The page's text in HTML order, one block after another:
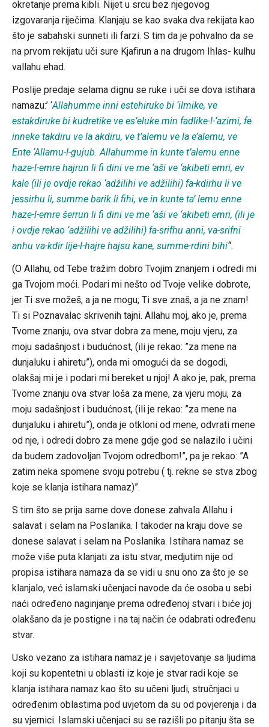
okretanje prema kibli. Nijet u srcu bez njegovog
izgovaranja riječima. Klanjaju se kao svaka dva rekijata kao
što je sabahski sunneti ili farzi. S tim da je pohvalno da se
na prvom rekijatu uči sure Kjafirun a na drugom Ihlas- kulhu
vallahu ehad.
Poslije predaje selama dignu se ruke i uči se dova istihara
namazu:’ ‘Allahumme inni estehiruke bi ‘ilmike, ve
estakdiruke bi kudretike ve es’eluke min fadlike-l-‘azimi, fe
inneke takdiru ve la akdiru, ve t’alemu ve la e’alemu, ve
Ente ‘Allamu-l-gujub. Allahumme in kunte t’alemu enne
haze-l-emre hajrun li fi dini ve me ‘aši ve ‘akibeti emri, ev
kale (ili je ovdje rekao ‘adžilihi ve adžilihi) fa-kdirhu li ve
jessirhu li, summe barik li fihi, ve in kunte ta’ lemu enne
haze-l-emre šerrun li fi dini ve me ‘aši ve ‘akibeti emri, (ili je
i ovdje rekao ‘adžilihi ve adžilihi) fa-srifhu anni, va-srifni
anhu va-kdir lije-l-hajre hajsu kane, summe-rdini bihi“.
(O Allahu, od Tebe tražim dobro Tvojim znanjem i odredi mi
ga Tvojom moći. Podari mi nešto od Tvoje velike dobrote,
jer Ti sve možeš, a ja ne mogu; Ti sve znaš, a ja ne znam!
Ti si Poznavalac skrivenih tajni. Allahu moj, ako je, prema
Tvome znanju, ova stvar dobra za mene, moju vjeru, za
moju sadašnjost i budućnost, (ili je rekao: ”za mene na
dunjaluku i ahiretu”), onda mi omogući da se dogodi,
olakšaj mi je i podari mi bereket u njoj! A ako je, pak, prema
Tvome znanju ova stvar loša za mene, za vjeru moju, za
moju sadašnjost i budućnost, (ili je rekao: ”za mene na
dunjaluku i ahiretu”), onda je otkloni od mene, odvrati mene
od nje, i odredi dobro za mene gdje god se nalazilo i učini
da budem zadovoljan Tvojom odredbom!”, pa je rekao: ”A
zatim neka spomene svoju potrebu ( tj. rekne se stva zbog
koje se klanja istihara namaz)”.
S tim što se prija same dove donese zahvala Allahu i
salavat i selam na Poslanika. I takoder na kraju dove se
donese salavat i selam na Poslanika. Istihara namaz se
može više puta klanjati za istu stvar, medjutim nije od
propisa istihara namaza da se vidi u snu ono za što je se
klanjalo, već islamski učenjaci navode da će osoba u sebi
naći određeno naginjanje prema određenoj stvari i biće joj
olakšano da je postigne i na taj način će odabrati određenu
stvar.
Usko vezano za istihara namaz je i savjetovanje sa ljudima
koji su kopentetni u oblasti iz koje je stvar radi koje se
klanja istihara namaz kao što su učeni ljudi, stručnjaci u
određenim oblastima pod uvjetom da su od povjerenja i da
su vjernici. Islamski učenjaci su se razišli po pitanju šta se